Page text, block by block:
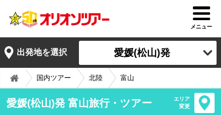
メニュー
出発地を選択 愛媛(松山)発
国内ツアー 北陸 富山
愛媛(松山)発 富山旅行・ツアー
エリア
変更